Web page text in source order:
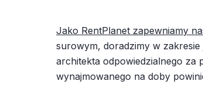
Jako RentPlanet zapewniamy
surowym, doradzimy w zakresie
architekta odpowiedzialnego za
wynajmowanego na doby